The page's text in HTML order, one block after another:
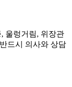
울렁거림, 위장관
드시 의사와 상담